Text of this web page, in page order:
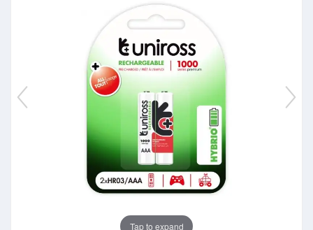
Tap to expand